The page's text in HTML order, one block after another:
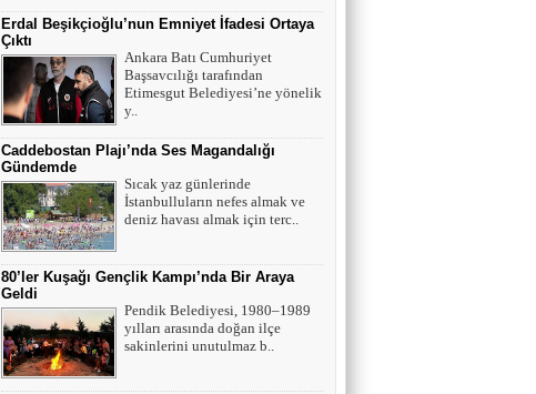
Yavuz ŞİMŞEK
Erdal Beşikçioğlu’nun Emniyet İfadesi Ortaya
Çıktı
Ankara Batı Cumhuriyet
Başsavcılığı tarafından
Etimesgut Belediyesi’ne yönelik
y..
Caddebostan Plajı’nda Ses Magandalığı
Gündemde
Sıcak yaz günlerinde
İstanbulluların nefes almak ve
deniz havası almak için terc..
80’ler Kuşağı Gençlik Kampı’nda Bir Araya
Geldi
Pendik Belediyesi, 1980–1989
yılları arasında doğan ilçe
sakinlerini unutulmaz b..